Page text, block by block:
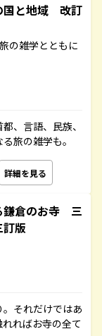
国と地域 改訂
の雑学とともに
、言語、民族、
旅の雑学も。
詳細を見る
鎌倉のお寺 三
版
それだけではあ
ればお寺の全て